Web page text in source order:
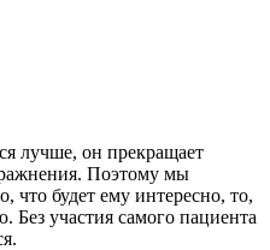
лучше, он прекращает
Поэтому мы
что будет ему интересно, то,
Без участия самого пациента